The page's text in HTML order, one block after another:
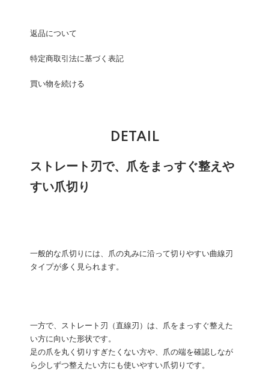
返品について
特定商取引法に基づく表記
買い物を続ける
DETAIL
ストレート刃で、爪をまっすぐ整えや
すい爪切り
一般的な爪切りには、爪の丸みに沿って切りやすい曲線刃
タイプが多く見られます。
一方で、ストレート刃（直線刃）は、爪をまっすぐ整えた
い方に向いた形状です。
足の爪を丸く切りすぎたくない方や、爪の端を確認しなが
ら少しずつ整えたい方にも使いやすい爪切りです。